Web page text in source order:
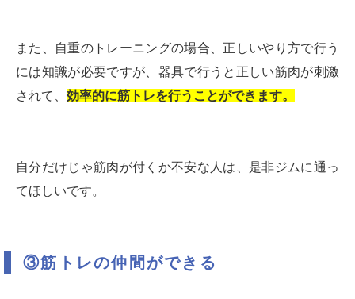
また、自重のトレーニングの場合、正しいやり方で行う
には知識が必要ですが、器具で行うと正しい筋肉が刺激
されて、 効率的に筋トレを行うことができます。
自分だけじゃ筋肉が付くか不安な人は、是非ジムに通っ
てほしいです。
③筋トレの仲間ができる